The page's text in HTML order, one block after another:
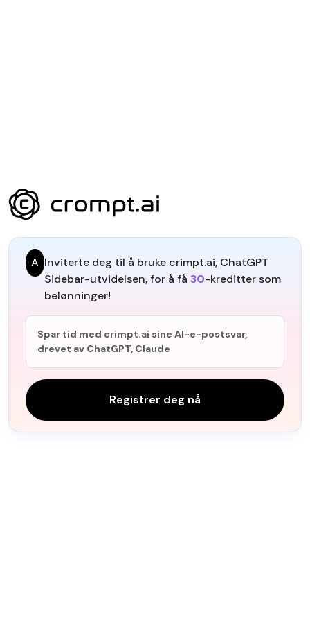
A Inviterte deg til å bruke crimpt.ai, ChatGPT
Sidebar-utvidelsen, for å få30-kreditter som
belønninger!
Spar tid med crimpt.ai sine AI-e-postsvar,
drevet av ChatGPT, Claude
Registrer deg nå